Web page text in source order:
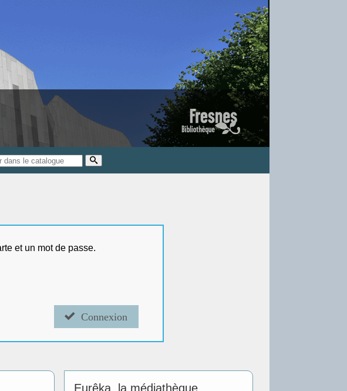
Veuillez saisir un numéro de carte et un mot de passe.
Eurêka, la médiathèque